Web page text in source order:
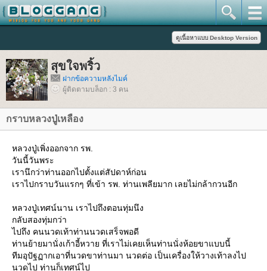
สุขใจพริ้ว
ฝากข้อความหลังไมค์
ผู้ติดตามบล็อก : 3 คน
กราบหลวงปู่เหลือง
หลวงปู่เพิ่งออกจาก รพ.
วันนี้วันพระ
เรานึกว่าท่านออกไปตั้งแต่สัปดาห์ก่อน
เราไปกราบวันแรกๆ ที่เข้า รพ. ท่านเพลียมาก เลยไม่กล้ากวนอีก
หลวงปู่เทศน์นาน เราไปถึงตอนทุ่มนึง
กลับสองทุ่มกว่า
ไปถึง คนนวดเท้าท่านนวดเสร็จพอดี
ท่านย้ายมานั่งเก้าอี้หวาย ที่เราไม่เคยเห็นท่านนั่งห้อยขาแบบนี้
ทีมอุปัฐฏากเอาที่นวดขาท่านมา นวดต่อ เป็นเครื่องให้วางเท้าลงไป
นวดไป ท่านก็เทศน์ไป